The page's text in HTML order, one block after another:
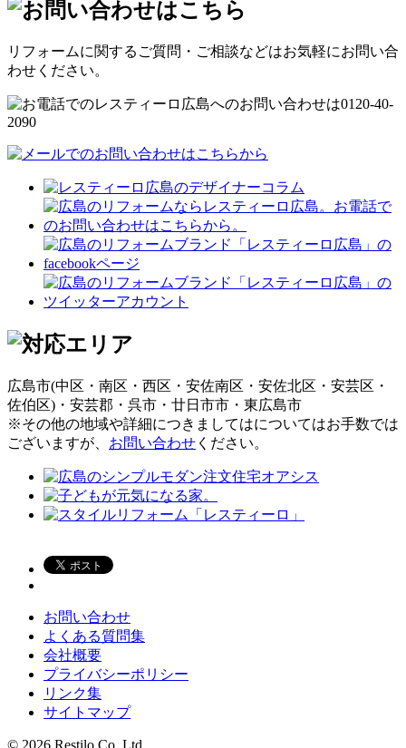
リフォームに関するご質問・ご相談などはお気軽にお問い合
わせください。
広島市(中区・南区・西区・安佐南区・安佐北区・安芸区・
佐伯区)・安芸郡・呉市・廿日市市・東広島市
※その他の地域や詳細につきましてはについてはお手数では
ございますが、 お問い合わせ ください。
お問い合わせ
よくある質問集
会社概要
プライバシーポリシー
リンク集
サイトマップ
© 2026 Restilo Co.,Ltd.